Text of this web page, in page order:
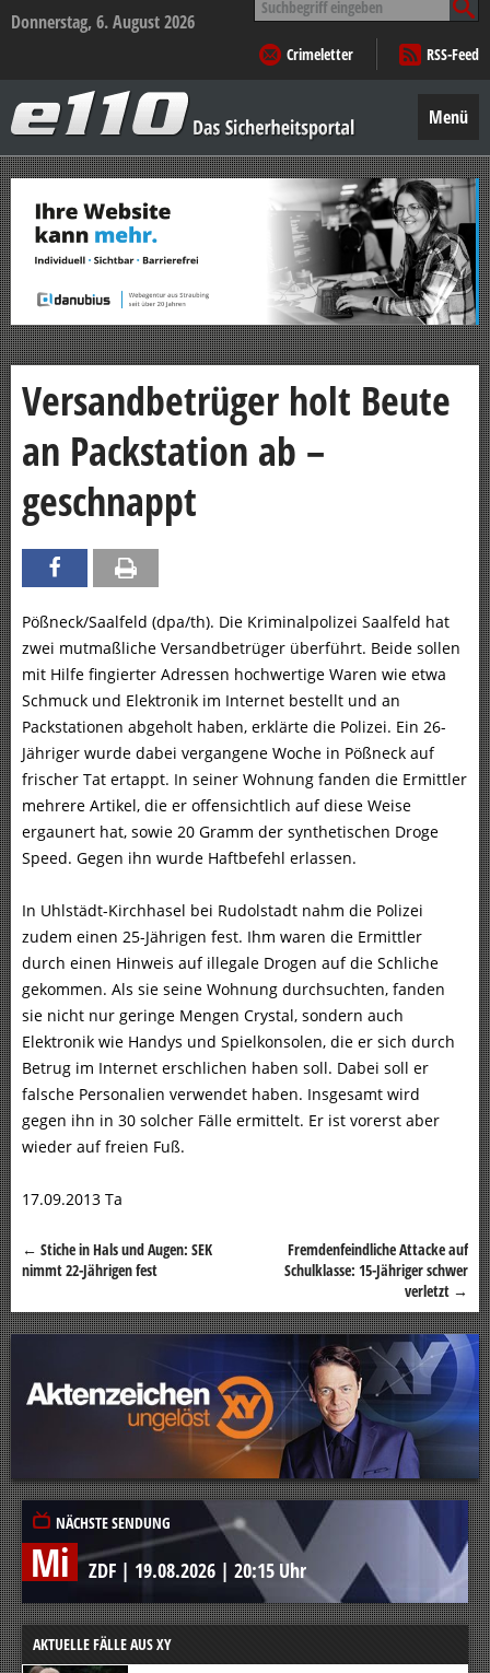
Donnerstag, 6. August 2026
nach:
Crimeletter
RSS-Feed
–
Das
Sicherheitsportal
Menü
Zum
Inhalt
springen
Versandbetrüger holt Beute
an Packstation ab –
geschnappt
Pößneck/Saalfeld (dpa/th). Die Kriminalpolizei Saalfeld hat
zwei mutmaßliche Versandbetrüger überführt. Beide sollen
mit Hilfe fingierter Adressen hochwertige Waren wie etwa
Schmuck und Elektronik im Internet bestellt und an
Packstationen abgeholt haben, erklärte die Polizei. Ein 26-
Jähriger wurde dabei vergangene Woche in Pößneck auf
frischer Tat ertappt. In seiner Wohnung fanden die Ermittler
mehrere Artikel, die er offensichtlich auf diese Weise
ergaunert hat, sowie 20 Gramm der synthetischen Droge
Speed. Gegen ihn wurde Haftbefehl erlassen.
In Uhlstädt-Kirchhasel bei Rudolstadt nahm die Polizei
zudem einen 25-Jährigen fest. Ihm waren die Ermittler
durch einen Hinweis auf illegale Drogen auf die Schliche
gekommen. Als sie seine Wohnung durchsuchten, fanden
sie nicht nur geringe Mengen Crystal, sondern auch
Elektronik wie Handys und Spielkonsolen, die er sich durch
Betrug im Internet erschlichen haben soll. Dabei soll er
falsche Personalien verwendet haben. Insgesamt wird
gegen ihn in 30 solcher Fälle ermittelt. Er ist vorerst aber
wieder auf freien Fuß.
17.09.2013 Ta
Beitragsnavigation
← Stiche in Hals und Augen: SEK
nimmt 22-Jährigen fest
Fremdenfeindliche Attacke auf
Schulklasse: 15-Jähriger schwer
verletzt →
NÄCHSTE SENDUNG
Mi ZDF | 19.08.2026 | 20:15 Uhr
AKTUELLE FÄLLE AUS XY